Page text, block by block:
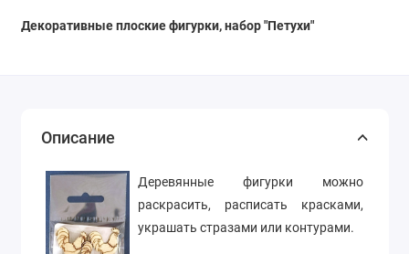
Декоративные плоские фигурки, набор "Петухи"
Описание
Деревянные фигурки можно
раскрасить, расписать красками,
украшать стразами или контурами.